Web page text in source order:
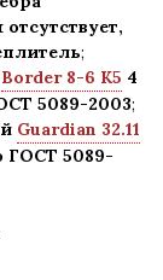
;
Border 8-6 K5 4
5089-2003;
Guardian 32.11
ГОСТ 5089-